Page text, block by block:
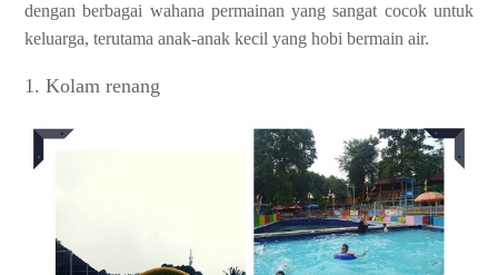
dengan berbagai wahana permainan yang sangat cocok untuk
keluarga, terutama anak-anak kecil yang hobi bermain air.
1. Kolam renang